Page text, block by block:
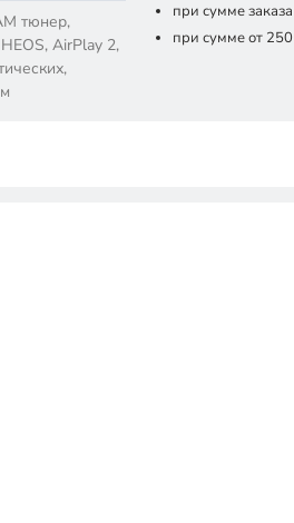
тюнер,
AirPlay 2,
при сумме
при сумме от